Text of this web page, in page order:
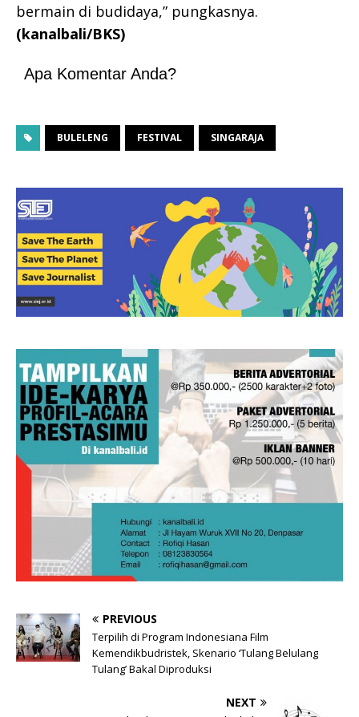
bermain di budidaya,” pungkasnya.
(kanalbali/BKS)
Apa Komentar Anda?
BULELENG FESTIVAL SINGARAJA
PREVIOUS
Terpilih di Program Indonesiana Film
Kemendikbudristek, Skenario ‘Tulang Belulang
Tulang’ Bakal Diproduksi
NEXT